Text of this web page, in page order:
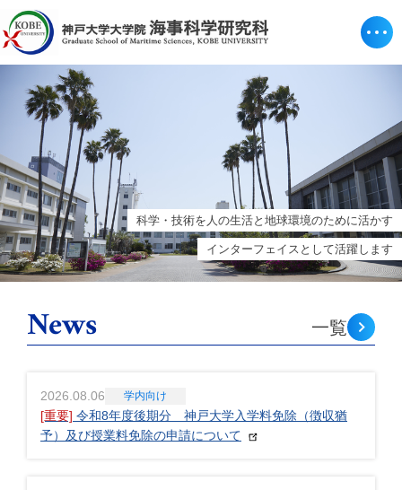
科学・技術を人の生活と地球環境のために活かす
インターフェイスとして活躍します
News 一覧
2026.08.06 学内向け
[重要] 令和8年度後期分 神戸大学入学料免除（徴収猶
予）及び授業料免除の申請について